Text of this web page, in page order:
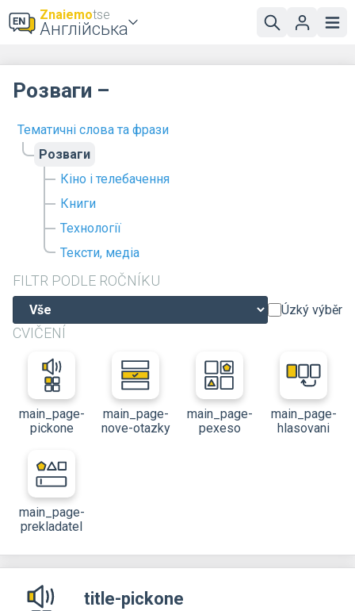
Znaiemotse
Англійська
Тематичні слова та фрази
Розваги
Кіно і телебачення
Книги
Технології
Тексти, медіа
FILTR PODLE ROČNÍKU
Úzký výběr
CVIČENÍ
main_page-
pickone
main_page-
nove-otazky
main_page-
pexeso
main_page-
hlasovani
main_page-
prekladatel
Розваги –
title-pickone